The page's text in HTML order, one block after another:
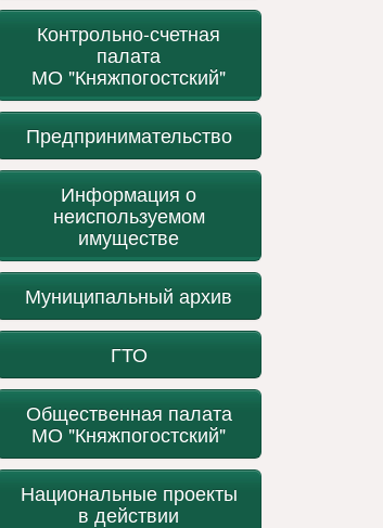
Контрольно-счетная
палата
МО "Княжпогостский"
Предпринимательство
Информация о
неиспользуемом
имуществе
Муниципальный архив
ГТО
Общественная палата
МО "Княжпогостский"
Национальные проекты
в действии